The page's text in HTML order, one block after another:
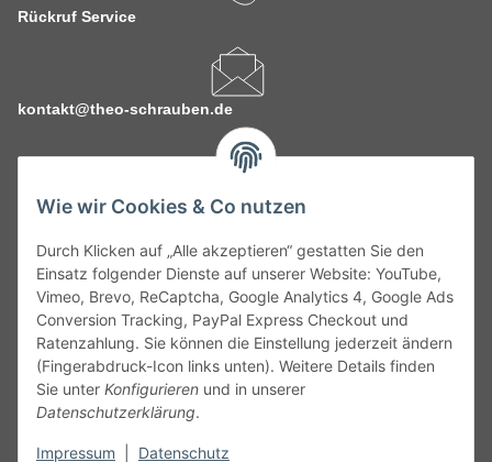
Wie wir Cookies & Co nutzen
Durch Klicken auf „Alle akzeptieren“ gestatten Sie den
Einsatz folgender Dienste auf unserer Website: YouTube,
Vimeo, Brevo, ReCaptcha, Google Analytics 4, Google Ads
Conversion Tracking, PayPal Express Checkout und
Ratenzahlung. Sie können die Einstellung jederzeit ändern
(Fingerabdruck-Icon links unten). Weitere Details finden
Sie unter Konfigurieren und in unserer
Datenschutzerklärung.
Impressum Datenschutz
Rückruf Service
kontakt@theo-schrauben.de
Service
Gesetzliche Informationen
Alle technischen Angaben ohne Gewähr. Irrtümer und fehlerhafte
Angaben vorbehalten. Wenn Sie Datenblätter oder spezielle
unseren Kundenservice. Abbildungen der Artikel können